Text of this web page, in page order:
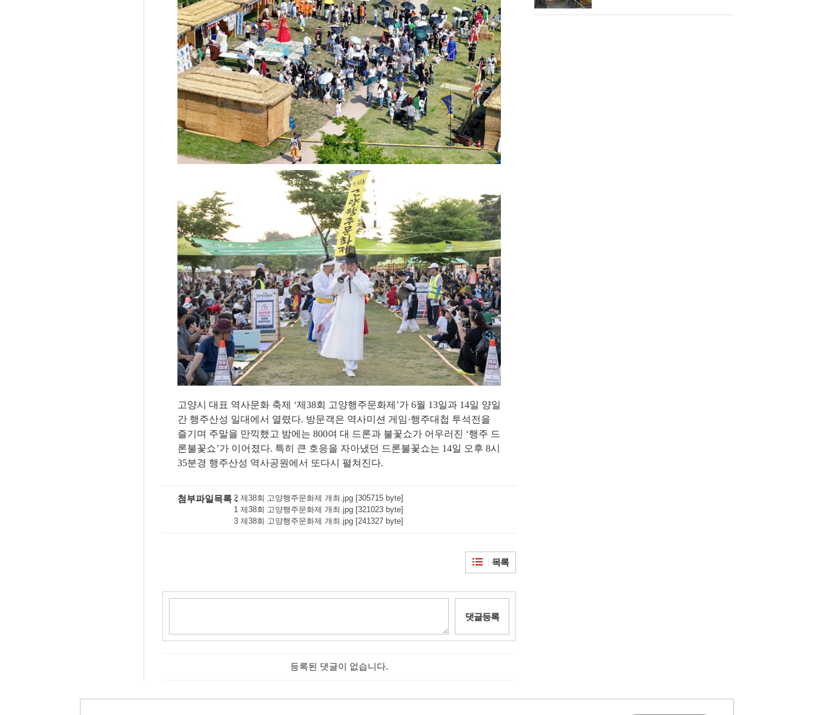
고양시 대표 역사문화 축제 ‘제 38회 고양행주문화제 ’가 6월 13일과 14일 양일
간 행주산성 일대에서 열렸다. 방문객은 역사미션 게임·행주대첩 투석전을
즐기며 주말을 만끽했고 밤에는 800여 대 드론과 불꽃쇼가 어우러진 ‘행주 드
론불꽃쇼’가 이어졌다. 특히 큰 호응을 자아냈던 드론불꽃쇼는 14일 오후 8시
35분경 행주산성 역사공원에서 또다시 펼쳐진다.
첨부파일목록 2 제38회 고양행주문화제 개최.jpg [305715 byte]
1 제38회 고양행주문화제 개최.jpg [321023 byte]
3 제38회 고양행주문화제 개최.jpg [241327 byte]
목록
댓글등록
등록된 댓글이 없습니다.